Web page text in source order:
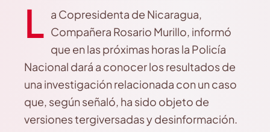
L a Copresidenta de Nicaragua,
Compañera Rosario Murillo, informó
que en las próximas horas la Policía
Nacional dará a conocer los resultados de
una investigación relacionada con un caso
que, según señaló, ha sido objeto de
versiones tergiversadas y desinformación.